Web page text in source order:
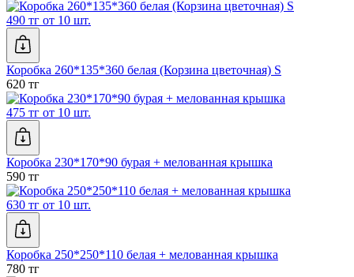
490 тг от 10 шт.
Коробка 260*135*360 белая (Корзина цветочная) S
620 тг
475 тг от 10 шт.
Коробка 230*170*90 бурая + мелованная крышка
590 тг
630 тг от 10 шт.
Коробка 250*250*110 белая + мелованная крышка
780 тг